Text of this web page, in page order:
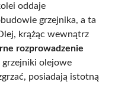
oddaje
grzejnika, a ta
krążąc wewnątrz
rozprowadzenie
grzejniki olejowe
posiadają istotną